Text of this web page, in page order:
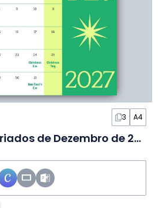
3 A4
Calendário de Feriados de Dezembro de 2027 em Slides